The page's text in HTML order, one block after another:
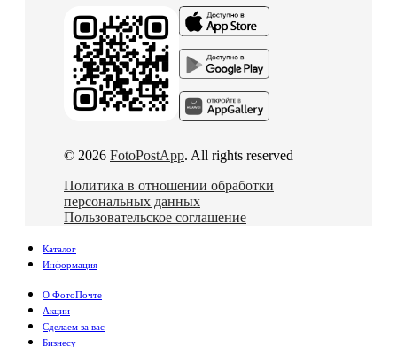
© 2026 FotoPostApp. All rights reserved
Политика в отношении обработки
персональных данных
Пользовательское соглашение
Каталог
Информация
О ФотоПочте
Акции
Сделаем за вас
Бизнесу